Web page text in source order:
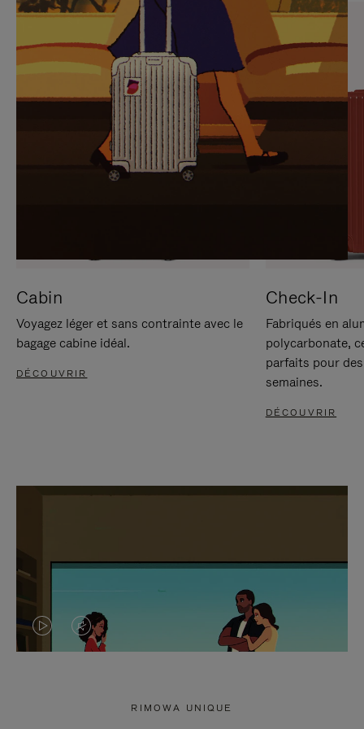
SUR
POUR
METTRE
PAUSE
VEUILLEZ
CLIQUER
POUR
RÉACTIVER
LE
SON
Cabin
Voyagez léger et sans contrainte avec le
bagage cabine idéal.
DÉCOUVRIR
Check-In
Fabriqués en
polycarbonate,
parfaits pour
semaines.
DÉCOUVRIR
LA LE
RIMOWA UNIQUE